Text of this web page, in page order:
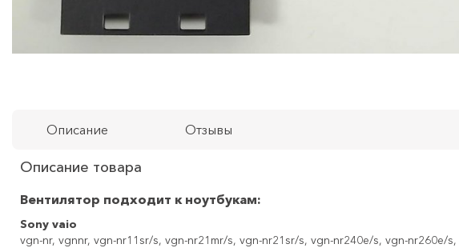
Описание Отзывы
Описание товара
Вентилятор подходит к ноутбукам:
Sony vaio
vgn-nr, vgnnr, vgn-nr11sr/s, vgn-nr21mr/s, vgn-nr21sr/s, vgn-nr240e/s, vgn-nr260e/